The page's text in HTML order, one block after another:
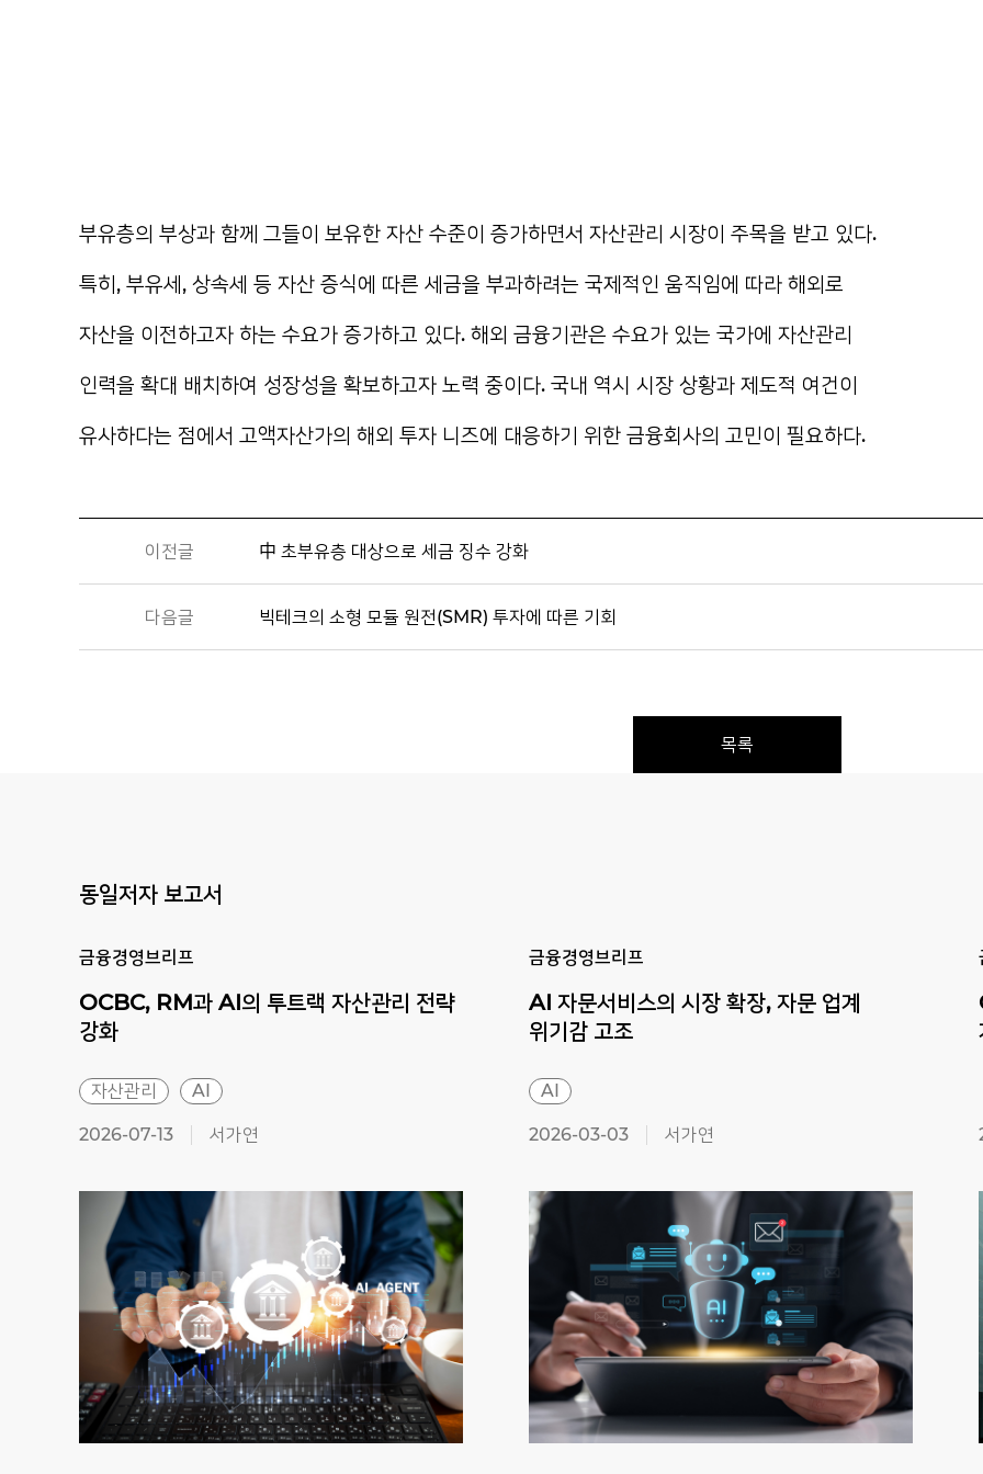
부유층의 부상과 함께 그들이 보유한 자산 수준이 증가하면서 자산관리 시장이 주목을 받고 있다.
특히, 부유세, 상속세 등 자산 증식에 따른 세금을 부과하려는 국제적인 움직임에 따라 해외로
자산을 이전하고자 하는 수요가 증가하고 있다. 해외 금융기관은 수요가 있는 국가에 자산관리
인력을 확대 배치하여 성장성을 확보하고자 노력 중이다. 국내 역시 시장 상황과 제도적 여건이
유사하다는 점에서 고액자산가의 해외 투자 니즈에 대응하기 위한 금융회사의 고민이 필요하다.
이전글 中 초부유층 대상으로 세금 징수 강화
다음글 빅테크의 소형 모듈 원전(SMR) 투자에 따른 기회
목록
동일저자 보고서
금융경영브리프
OCBC, RM과 AI의 투트랙 자산관리 전략
강화
자산관리 AI
2026-07-13 서가연
금융경영브리프
AI 자문서비스의 시장 확장, 자문 업계
위기감 고조
AI
2026-03-03 서가연